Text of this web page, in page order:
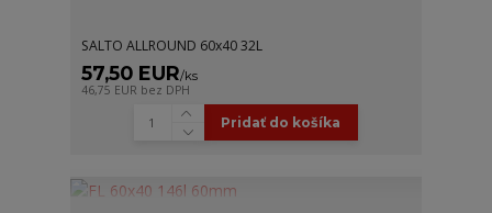
SALTO ALLROUND 60x40 32L
57,50 EUR/ks
46,75 EUR bez DPH
Pridať do košíka